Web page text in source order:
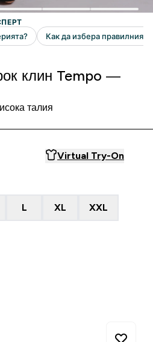
клин Tempo —
талия
Virtual Try-On
L XL XXL